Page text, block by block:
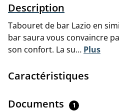
Description
Tabouret de bar Lazio en
bar saura vous convaincre
son confort. La su… Plus
Caractéristiques
Documents 1